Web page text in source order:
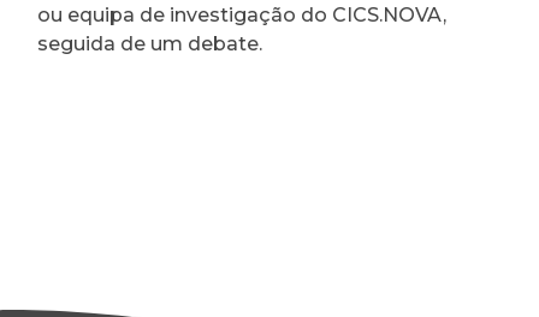
ou equipa de investigação do CICS.NOVA,
seguida de um debate.